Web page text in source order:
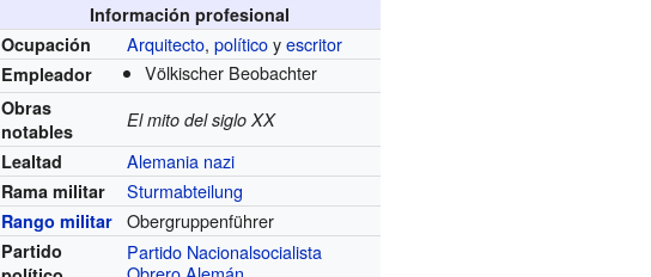
Información profesional
Ocupación
Arquitecto,políticoyescritor
Empleador Völkischer Beobachter
Obras
notables
El mito del siglo XX
Lealtad
Alemania nazi
Rama militar Sturmabteilung
Rango militar Obergruppenführer
Partido
Partido Nacionalsocialista